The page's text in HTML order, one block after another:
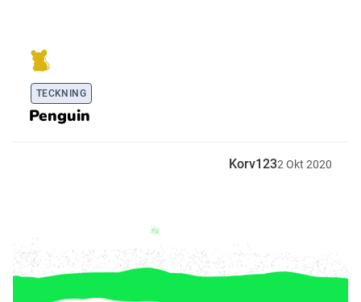
TECKNING
Penguin
Korv1232 Okt 2020